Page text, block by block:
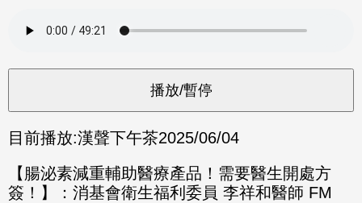
目前播放:漢聲下午茶2025/06/04
【腸泌素減重輔助醫療產品！需要醫生開處方
簽！】：消基會衛生福利委員 李祥和醫師 FM